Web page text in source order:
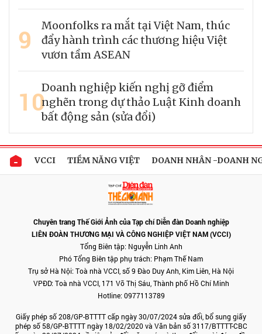
9
Moonfolks ra mắt tại Việt Nam, thúc
đẩy hành trình các thương hiệu Việt
vươn tầm ASEAN
10Doanh nghiệp kiến nghị gỡ điểm
nghẽn trong dự thảo Luật Kinh doanh
bất động sản (sửa đổi)
VCCI TIỀM NĂNG VIỆT DOANH NHÂN -DOANH
Chuyên trang Thế Giới Ảnh của Tạp chí Diễn đàn Doanh nghiệp
LIÊN ĐOÀN THƯƠNG MẠI VÀ CÔNG NGHIỆP VIỆT NAM (VCCI)
Tổng Biên tập: Nguyễn Linh Anh
Phó Tổng Biên tập phụ trách: Phạm Thế Nam
Trụ sở Hà Nội: Toà nhà VCCI, số 9 Đào Duy Anh, Kim Liên, Hà Nội
VPĐD: Toà nhà VCCI, 171 Võ Thị Sáu, Thành phố Hồ Chí Minh
Hotline: 0977113789
Giấy phép số 208/GP-BTTTT cấp ngày 30/07/2024 sửa đổi, bổ sung giấy
phép số 58/GP-BTTTT ngày 18/02/2020 và Văn bản số 3117/BTTTT-CBC